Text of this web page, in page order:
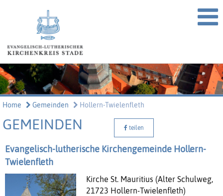
Home Gemeinden Hollern-Twielenfleth
GEMEINDEN teilen
Evangelisch-lutherische Kirchengemeinde Hollern-
Twielenfleth
Kirche St. Mauritius (Alter Schulweg,
21723 Hollern-Twielenfleth)